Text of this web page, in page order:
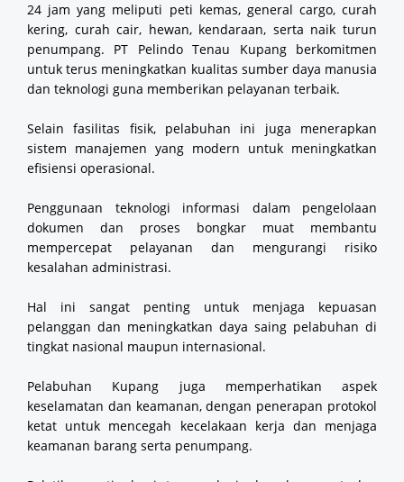
24 jam yang meliputi peti kemas, general cargo, curah
kering, curah cair, hewan, kendaraan, serta naik turun
penumpang. PT Pelindo Tenau Kupang berkomitmen
untuk terus meningkatkan kualitas sumber daya manusia
dan teknologi guna memberikan pelayanan terbaik.
Selain fasilitas fisik, pelabuhan ini juga menerapkan
sistem manajemen yang modern untuk meningkatkan
efisiensi operasional.
Penggunaan teknologi informasi dalam pengelolaan
dokumen dan proses bongkar muat membantu
mempercepat pelayanan dan mengurangi risiko
kesalahan administrasi.
Hal ini sangat penting untuk menjaga kepuasan
pelanggan dan meningkatkan daya saing pelabuhan di
tingkat nasional maupun internasional.
Pelabuhan Kupang juga memperhatikan aspek
keselamatan dan keamanan, dengan penerapan protokol
ketat untuk mencegah kecelakaan kerja dan menjaga
keamanan barang serta penumpang.